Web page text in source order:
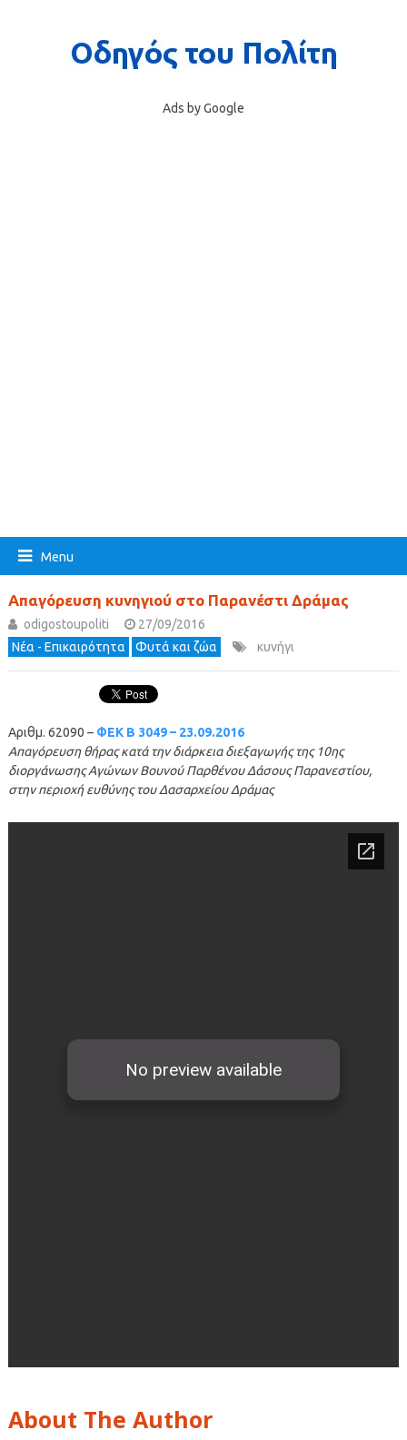
Ads by Google
Menu
Απαγόρευση κυνηγιού στο Παρανέστι Δράμας
odigostoupoliti
27/09/2016
Νέα - Επικαιρότητα
Φυτά και ζώα κυνήγι
Αριθμ. 62090 – ΦΕΚ Β 3049 – 23.09.2016
Απαγόρευση θήρας κατά την διάρκεια διεξαγωγής της 10ης
διοργάνωσης Αγώνων Βουνού Παρθένου Δάσους Παρανεστίου,
στην περιοχή ευθύνης του Δασαρχείου Δράμας
About The Author